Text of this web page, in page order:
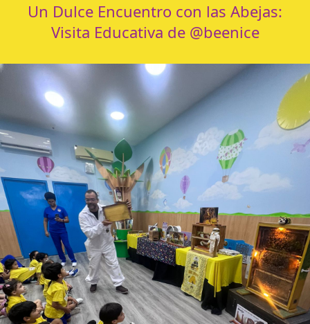
Un Dulce Encuentro con las Abejas:
Visita Educativa de @beenice